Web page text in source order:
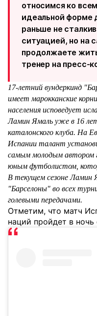
относимся ко
идеальной форме
раньше не
ситуацией, но на
продолжаете
тренер на пресс-
17-летний вундеркинд
имеет марокканские
населения исповедует
Ламин Ямаль уже в 16
каталонского клуба. На
Испании талант
самым молодым автором
юным футболистом,
В текущем сезоне Ламин
"Барселоны" во всех
голевыми передачами.
Отметим, что матч
наций пройдет в